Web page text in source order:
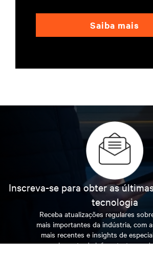
Saiba mais
Inscreva-se para obter as
tecnologia
Receba atualizações regulares
mais importantes da indústria, com
mais recentes e insights de
gerenciamento de infraestrutura e